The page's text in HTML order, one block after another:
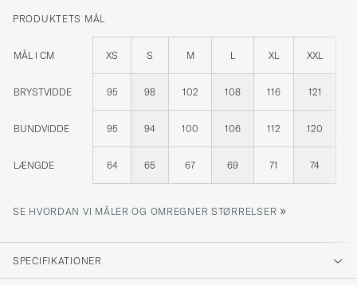
PRODUKTETS MÅL
MÅL I CM XS S M L XL XXL
BRYSTVIDDE 95 98 102 108 116 121
BUNDVIDDE 95 94 100 106 112 120
LÆNGDE 64 65 67 69 71 74
SE HVORDAN VI MÅLER OG OMREGNER STØRRELSER »
SPECIFIKATIONER